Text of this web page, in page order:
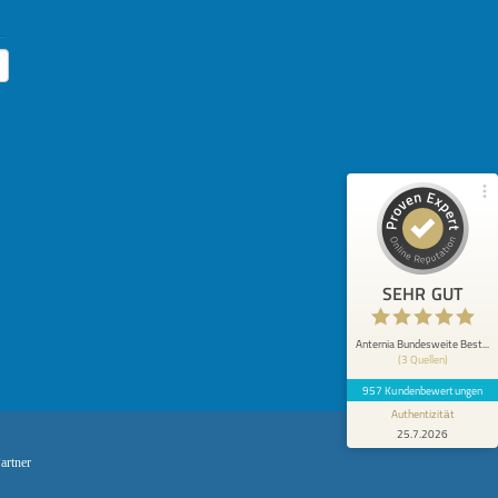
SEHR GUT
Anternia Bundesweite Best...
(3 Quellen)
957 Kundenbewertungen
Authentizität
25.7.2026
ProvenExpert.com
Blick aufs ProvenExpert-Profil werfen
Anonym
Ich kann die Fa.. Anternia Jeden mit sehr
gutem Gewissen empfehlen. Alles ist perfekt
und reibungslos verlau...